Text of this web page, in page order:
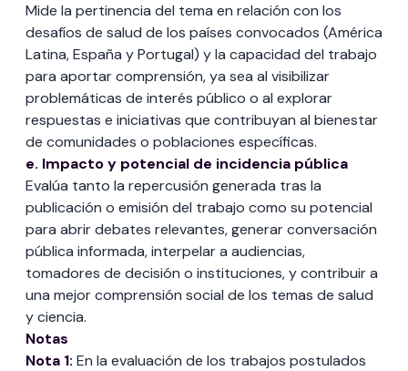
Mide la pertinencia del tema en relación con los
desafíos de salud de los países convocados (América
Latina, España y Portugal) y la capacidad del trabajo
para aportar comprensión, ya sea al visibilizar
problemáticas de interés público o al explorar
respuestas e iniciativas que contribuyan al bienestar
de comunidades o poblaciones específicas.
e. Impacto y potencial de incidencia pública
Evalúa tanto la repercusión generada tras la
publicación o emisión del trabajo como su potencial
para abrir debates relevantes, generar conversación
pública informada, interpelar a audiencias,
tomadores de decisión o instituciones, y contribuir a
una mejor comprensión social de los temas de salud
y ciencia.
Notas
Nota 1: En la evaluación de los trabajos postulados